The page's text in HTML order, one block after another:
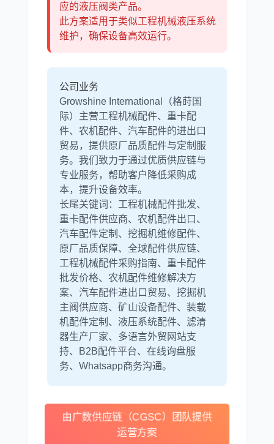
应的液压阀类产品。
此方案适用于类似工程机械液压系统
维护，确保设备高效运行。
公司业务
Growshine International（格莳国
际）主营工程机械配件、重卡配
件、农机配件、汽车配件的进出口
贸易，提供原厂品质配件与定制服
务。我们致力于通过优质供应链与
专业服务，帮助客户降低采购成
本，提升设备效率。
长尾关键词：工程机械配件批发、
重卡配件供应商、农机配件出口、
汽车配件定制、挖掘机维修配件、
原厂品质保障、全球配件供应链、
工程机械配件采购指南、重卡配件
批发价格、农机配件维修解决方
案、汽车配件进出口贸易、挖掘机
主阀供应商、矿山设备配件、装载
机配件定制、液压系统配件、滤清
器生产厂家、多语言外贸网站支
持、B2B配件平台、在线询盘服
务、Whatsapp商务沟通。
由广数供应链（CGSC）团队提供
运营方案